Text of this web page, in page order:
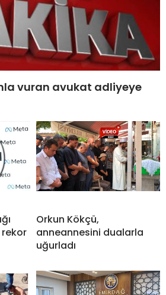
vuran avukat adliyeye
rekor
Orkun Kökçü,
anneannesini dualarla
uğurladı